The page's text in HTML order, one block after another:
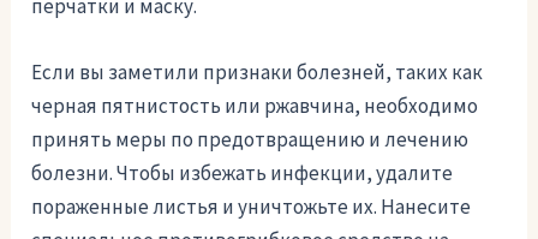
перчатки и маску.
Если вы заметили признаки болезней, таких как
черная пятнистость или ржавчина, необходимо
принять меры по предотвращению и лечению
болезни. Чтобы избежать инфекции, удалите
пораженные листья и уничтожьте их. Нанесите